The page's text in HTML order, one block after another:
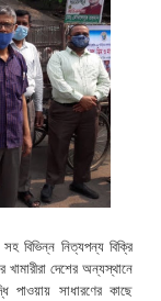
বিভিন্ন নিত্যপন্য বিক্রি
দেশের অন্যস্থানে
পাওয়ায় সাধারণের কাছে